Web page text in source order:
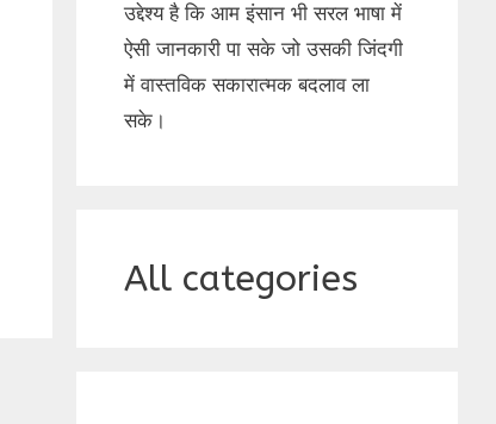
उद्देश्य है कि आम इंसान भी सरल भाषा में
ऐसी जानकारी पा सके जो उसकी जिंदगी
में वास्तविक सकारात्मक बदलाव ला
सके।
All categories